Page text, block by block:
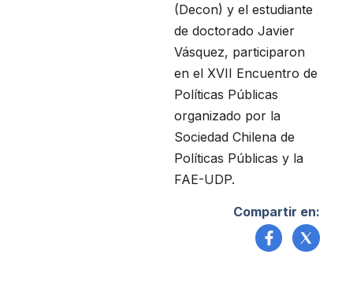
(Decon) y el estudiante
de doctorado Javier
Vásquez, participaron
en el XVII Encuentro de
Políticas Públicas
organizado por la
Sociedad Chilena de
Políticas Públicas y la
FAE-UDP.
Compartir en: